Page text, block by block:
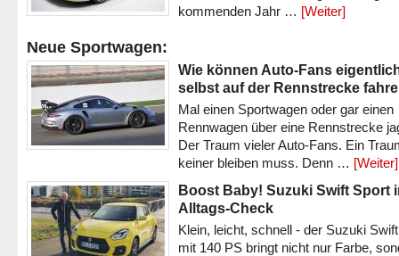
kommenden Jahr … [Weiter]
Neue Sportwagen:
Wie können Auto-Fans
selbst auf der Rennstrecke
Mal einen Sportwagen oder gar einen
Rennwagen über eine Rennstrecke
Der Traum vieler Auto-Fans. Ein
keiner bleiben muss. Denn … [Weiter]
Boost Baby! Suzuki Swift Sport
Alltags-Check
Klein, leicht, schnell - der Suzuki
mit 140 PS bringt nicht nur Farbe,